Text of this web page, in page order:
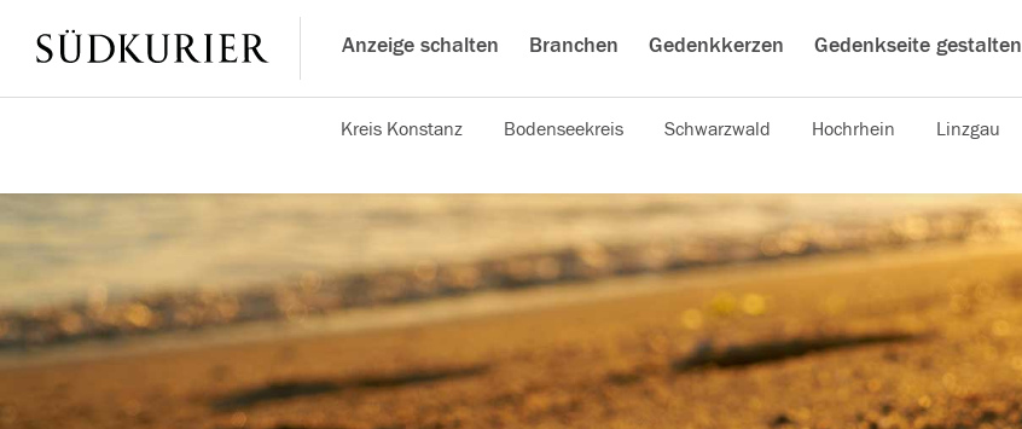
Anzeige schalten Branchen Gedenkkerzen Gedenkseite gestalten
Kreis Konstanz Bodenseekreis Schwarzwald Hochrhein Linzgau